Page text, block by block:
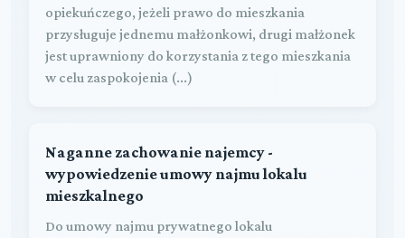
opiekuńczego, jeżeli prawo do mieszkania
przysługuje jednemu małżonkowi, drugi małżonek
jest uprawniony do korzystania z tego mieszkania
w celu zaspokojenia (...)
Naganne zachowanie najemcy -
wypowiedzenie umowy najmu lokalu
mieszkalnego
Do umowy najmu prywatnego lokalu